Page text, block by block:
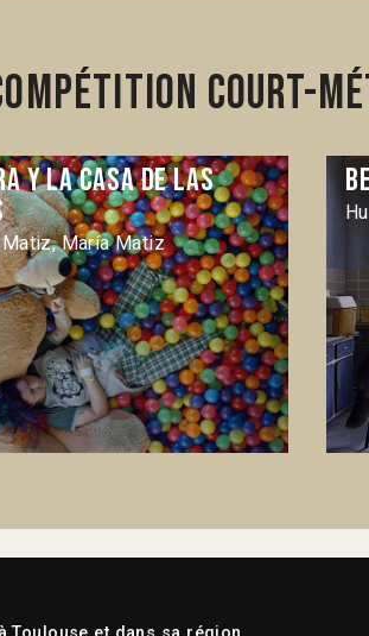
Court-
y la casa de las
María Matiz